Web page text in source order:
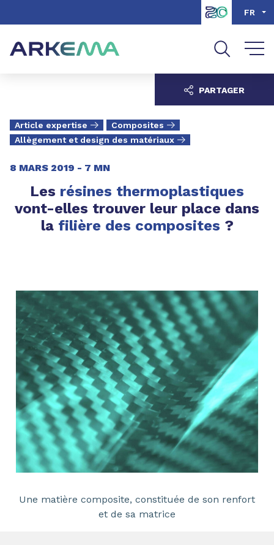
Aller à la recherche
FR
Article expertise
Composites
Allègement et design des matériaux
8 MARS 2019 - 7 MN
Les résines thermoplastiques
vont-elles trouver leur place dans
la filière des composites ?
PARTAGER
Une matière composite, constituée de son renfort
et de sa matrice